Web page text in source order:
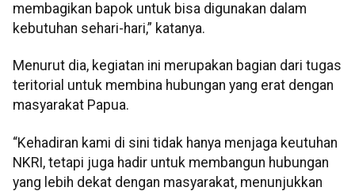
membagikan bapok untuk bisa digunakan dalam
kebutuhan sehari-hari,” katanya.
Menurut dia, kegiatan ini merupakan bagian dari tugas
teritorial untuk membina hubungan yang erat dengan
masyarakat Papua.
“Kehadiran kami di sini tidak hanya menjaga keutuhan
NKRI, tetapi juga hadir untuk membangun hubungan
yang lebih dekat dengan masyarakat, menunjukkan